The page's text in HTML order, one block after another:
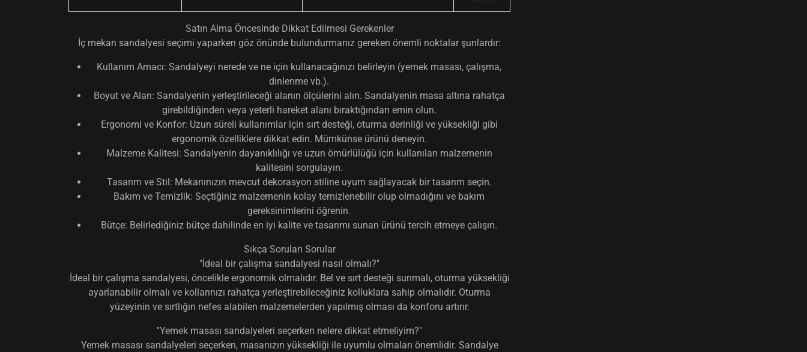
Satın Alma Öncesinde Dikkat Edilmesi Gerekenler
İç mekan sandalyesi seçimi yaparken göz önünde bulundurmanız gereken önemli noktalar şunlardır:
Kullanım Amacı: Sandalyeyi nerede ve ne için kullanacağınızı belirleyin (yemek masası, çalışma,
dinlenme vb.).
Boyut ve Alan: Sandalyenin yerleştirileceği alanın ölçülerini alın. Sandalyenin masa altına rahatça
girebildiğinden veya yeterli hareket alanı bıraktığından emin olun.
Ergonomi ve Konfor: Uzun süreli kullanımlar için sırt desteği, oturma derinliği ve yüksekliği gibi
ergonomik özelliklere dikkat edin. Mümkünse ürünü deneyin.
Malzeme Kalitesi: Sandalyenin dayanıklılığı ve uzun ömürlülüğü için kullanılan malzemenin
kalitesini sorgulayın.
Tasarım ve Stil: Mekanınızın mevcut dekorasyon stiline uyum sağlayacak bir tasarım seçin.
Bakım ve Temizlik: Seçtiğiniz malzemenin kolay temizlenebilir olup olmadığını ve bakım
gereksinimlerini öğrenin.
Bütçe: Belirlediğiniz bütçe dahilinde en iyi kalite ve tasarımı sunan ürünü tercih etmeye çalışın.
Sıkça Sorulan Sorular
"İdeal bir çalışma sandalyesi nasıl olmalı?"
İdeal bir çalışma sandalyesi, öncelikle ergonomikolmalıdır. Bel ve sırt desteği sunmalı, oturma yüksekliği
ayarlanabilir olmalı ve kollarınızı rahatça yerleştirebileceğiniz kolluklara sahip olmalıdır. Oturma
yüzeyinin ve sırtlığın nefes alabilen malzemelerden yapılmış olması da konforu artırır.
"Yemek masası sandalyeleri seçerken nelere dikkat etmeliyim?"
Yemek masası sandalyeleri seçerken, masanızın yüksekliği ile uyumlu olmaları önemlidir. Sandalye